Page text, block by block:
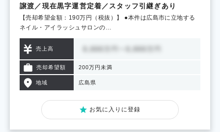
譲渡／現在黒字運営定着／スタッフ引継ぎあり
【売却希望金額：190万円（税抜）】 ●本件は広島市に立地する
ネイル・アイラッシュサロンの…
売上高
売却希望額 200万円未満
地域 広島県
お気に入りに登録